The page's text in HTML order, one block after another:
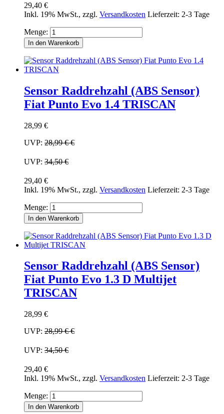
29,40 €
Inkl. 19% MwSt., zzgl. Versandkosten Lieferzeit: 2-3 Tage
Menge:
In den Warenkorb
Sensor Raddrehzahl (ABS Sensor)
Fiat Punto Evo 1.4 TRISCAN
28,99 €
UVP: 28,99 €€
UVP: 34,50 €
29,40 €
Inkl. 19% MwSt., zzgl. Versandkosten Lieferzeit: 2-3 Tage
Menge:
In den Warenkorb
Sensor Raddrehzahl (ABS Sensor)
Fiat Punto Evo 1.3 D Multijet
TRISCAN
28,99 €
UVP: 28,99 €€
UVP: 34,50 €
29,40 €
Inkl. 19% MwSt., zzgl. Versandkosten Lieferzeit: 2-3 Tage
Menge:
In den Warenkorb